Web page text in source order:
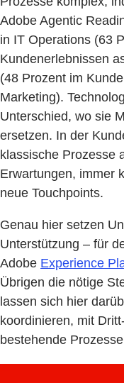
Adobe Agentic
in IT Operations (63
Kundenerlebnissen
(48 Prozent im
Marketing).
Unterschied, wo sie
ersetzen. In der
klassische Prozesse
Erwartungen, immer
neue Touchpoints.
Genau hier setzen
Unterstützung – für
Adobe Experience
Übrigen die nötige
lassen sich hier
koordinieren, mit
bestehende